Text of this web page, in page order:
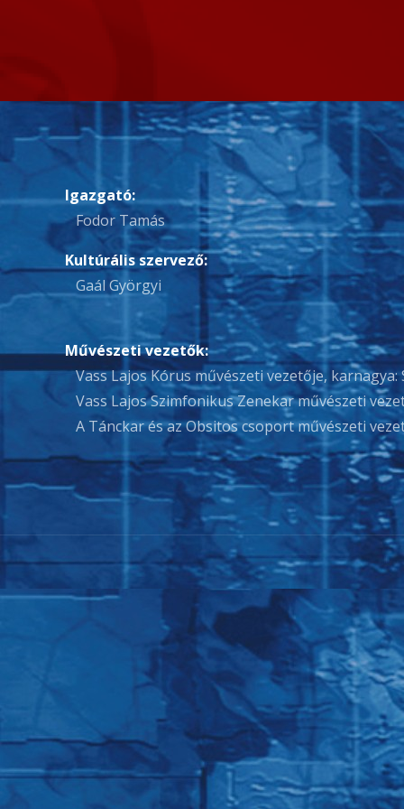
Igazgató:
Fodor Tamás
Kultúrális szervező:
Gaál Györgyi
Művészeti vezetők:
Vass Lajos Kórus művészeti vezetője, karnagya:
Vass Lajos Szimfonikus Zenekar művészeti
A Tánckar és az Obsitos csoport művészeti